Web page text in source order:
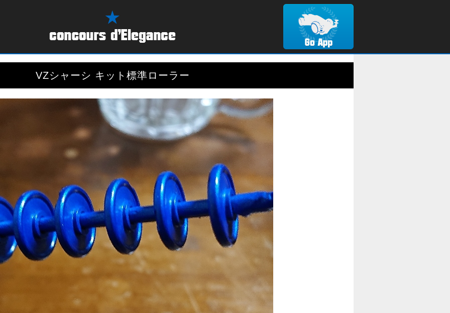
VZシャーシ キット標準ローラー